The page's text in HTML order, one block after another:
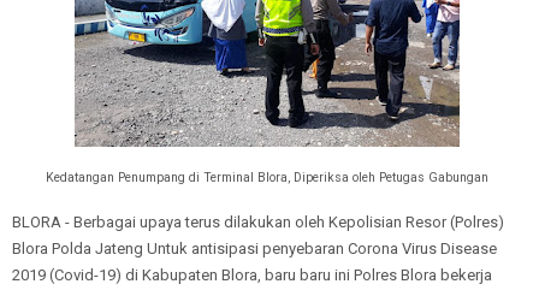
Kedatangan Penumpang di Terminal Blora, Diperiksa oleh Petugas Gabungan
BLORA - Berbagai upaya terus dilakukan oleh Kepolisian Resor (Polres)
Blora Polda Jateng Untuk antisipasi penyebaran Corona Virus Disease
2019 (Covid-19) di Kabupaten Blora, baru baru ini Polres Blora bekerja